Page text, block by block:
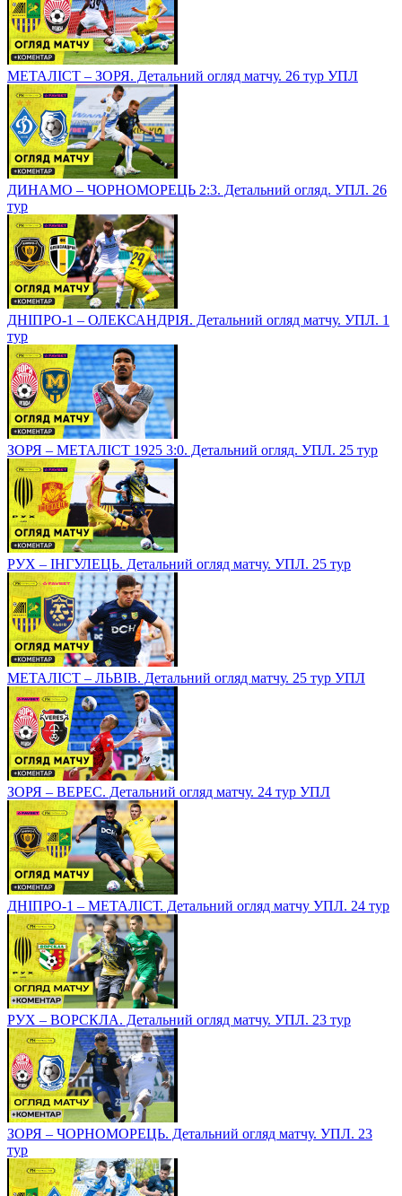
МЕТАЛІСТ – ЗОРЯ. Детальний огляд матчу. 26 тур УПЛ
ДИНАМО – ЧОРНОМОРЕЦЬ 2:3. Детальний огляд. УПЛ. 26
тур
ДНІПРО-1 – ОЛЕКСАНДРІЯ. Детальний огляд матчу. УПЛ. 1
тур
ЗОРЯ – МЕТАЛІСТ 1925 3:0. Детальний огляд. УПЛ. 25 тур
РУХ – ІНГУЛЕЦЬ. Детальний огляд матчу. УПЛ. 25 тур
МЕТАЛІСТ – ЛЬВІВ. Детальний огляд матчу. 25 тур УПЛ
ЗОРЯ – ВЕРЕС. Детальний огляд матчу. 24 тур УПЛ
ДНІПРО-1 – МЕТАЛІСТ. Детальний огляд матчу УПЛ. 24 тур
РУХ – ВОРСКЛА. Детальний огляд матчу. УПЛ. 23 тур
ЗОРЯ – ЧОРНОМОРЕЦЬ. Детальний огляд матчу. УПЛ. 23
тур